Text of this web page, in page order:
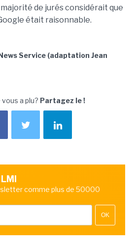
majorité de jurés considérait que
était raisonnable.
Service (adaptation Jean
a plu? Partagez le !
comme plus de 50000
OK